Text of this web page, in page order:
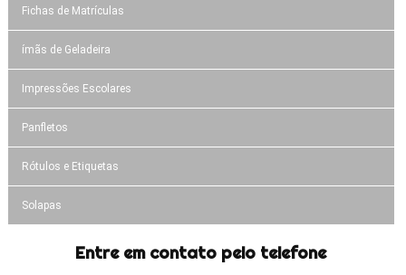
Fichas de Matrículas
ímãs de Geladeira
Impressões Escolares
Panfletos
Rótulos e Etiquetas
Solapas
Entre em contato pelo telefone